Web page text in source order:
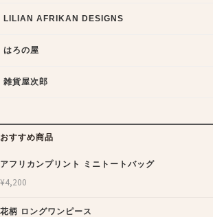
LILIAN AFRIKAN DESIGNS
はろの屋
雑貨屋次郎
おすすめ商品
アフリカンプリント ミニトートバッグ
¥4,200
花柄 ロングワンピース